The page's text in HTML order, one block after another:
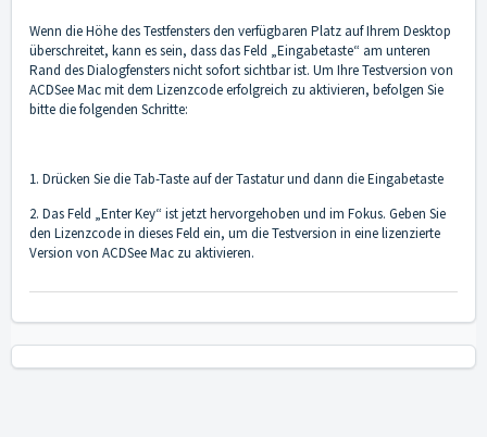
Wenn die Höhe des Testfensters den verfügbaren Platz auf Ihrem Desktop
überschreitet, kann es sein, dass das Feld „Eingabetaste“ am unteren
Rand des Dialogfensters nicht sofort sichtbar ist. Um Ihre Testversion von
ACDSee Mac mit dem Lizenzcode erfolgreich zu aktivieren, befolgen Sie
bitte die folgenden Schritte:
1. Drücken Sie die Tab-Taste auf der Tastatur und dann die Eingabetaste
2. Das Feld „Enter Key“ ist jetzt hervorgehoben und im Fokus. Geben Sie
den Lizenzcode in dieses Feld ein, um die Testversion in eine lizenzierte
Version von ACDSee Mac zu aktivieren.